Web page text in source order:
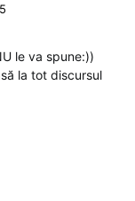
le va spune:))
la tot discursul